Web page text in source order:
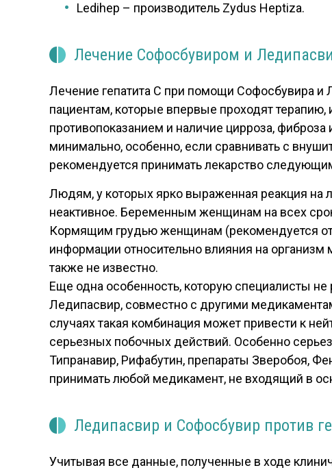
Ledihep – производитель Zydus Heptiza.
Лечение Софосбувиром и
Лечение гепатита С при помощи Софосбувира и
пациентам, которые впервые проходят
противопоказанием и наличие цирроза,
минимально, особенно, если сравнивать с
рекомендуется принимать лекарство
Людям, у которых ярко выраженная реакция на
неактивное. Беременным женщинам на всех
Кормящим грудью женщинам (рекомендуется
информации относительно влияния на
также не известно.
Еще одна особенность, которую специалисты
Ледипасвир, совместно с другими
случаях такая комбинация может привести к
серьезных побочных действий. Особенно
Типранавир, Рифабутин, препараты Зверобоя,
принимать любой медикамент, не входящий в
Ледипасвир и Софосбувир против
Учитывая все данные, полученные в ходе